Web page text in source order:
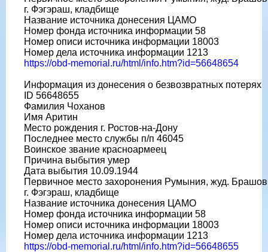
г. Фэгэраш, кладбище
Название источника донесения ЦАМО
Номер фонда источника информации 58
Номер описи источника информации 18003
Номер дела источника информации 1213
https://obd-memorial.ru/html/info.htm?id=56648654
Информация из донесения о безвозвратных потерях
ID 56648655
Фамилия Чоханов
Имя Аритин
Место рождения г. Ростов-на-Дону
Последнее место службы п/п 46045
Воинское звание красноармеец
Причина выбытия умер
Дата выбытия 10.09.1944
Первичное место захоронения Румыния, жуд.
г. Фэгэраш, кладбище
Название источника донесения ЦАМО
Номер фонда источника информации 58
Номер описи источника информации 18003
Номер дела источника информации 1213
https://obd-memorial.ru/html/info.htm?id=56648655